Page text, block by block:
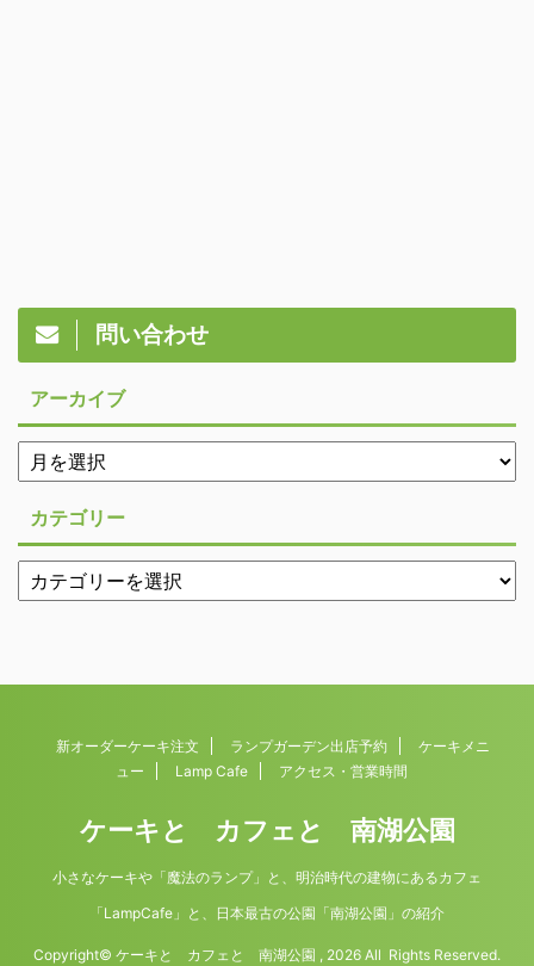
問い合わせ
アーカイブ
カテゴリー
新オーダーケーキ注文 ランプガーデン出店予約
ケーキメニ
ュー
Lamp Cafe アクセス・営業時間
ケーキと カフェと 南湖公園
小さなケーキや「魔法のランプ」と、明治時代の建物にあるカフェ
「LampCafe」と、日本最古の公園「南湖公園」の紹介
Copyright© ケーキと カフェと 南湖公園 , 2026 All Rights Reserved.